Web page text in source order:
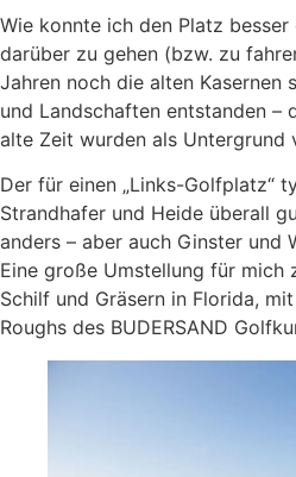
Wie konnte ich den Platz
darüber zu gehen (bzw. zu
Jahren noch die alten Kasernen
und Landschaften entstanden –
alte Zeit wurden als Untergrund
Der für einen „Links-Golfplatz“
Strandhafer und Heide überall
anders – aber auch Ginster und
Eine große Umstellung für mich
Schilf und Gräsern in Florida,
Roughs des BUDERSAND